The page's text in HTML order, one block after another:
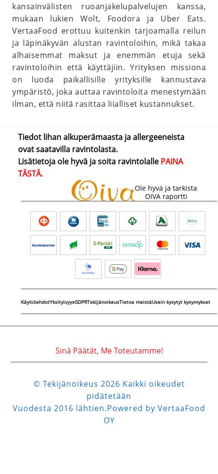
kansainvälisten ruoanjakelupalvelujen kanssa,
mukaan lukien Wolt, Foodora ja Uber Eats.
VertaaFood erottuu kuitenkin tarjoamalla reilun
ja läpinäkyvän alustan ravintoloihin, mikä takaa
alhaisemmat maksut ja enemmän etuja sekä
ravintoloihin että käyttäjiin. Yrityksen missiona
on luoda paikallisille yrityksille kannustava
ympäristö, joka auttaa ravintoloita menestymään
ilman, että niitä rasittaa liialliset kustannukset.
Tiedot lihan alkuperämaasta ja allergeeneista
ovat saatavilla ravintolasta.
Lisätietoja ole hyvä ja soita ravintolalle PAINA
TÄSTÄ.
Ole hyvä ja tarkista
OIVA raportti
KäyttöehdotYksityisyysGDPRTekijänoikeusTietoa meistäUsein kysytyt kysymykset
Sinä Päätät, Me Toteutamme!
© Tekijänoikeus 2026 Kaikki oikeudet
pidätetään
Vuodesta 2016 lähtien.Powered by VertaaFood
OY